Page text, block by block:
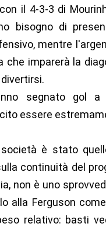
il 4-3-3 di
bisogno di
mentre
che imparerà la
segnato gol a
essere
è stato
continuità del
non è uno
alla Ferguson
relativo: basti